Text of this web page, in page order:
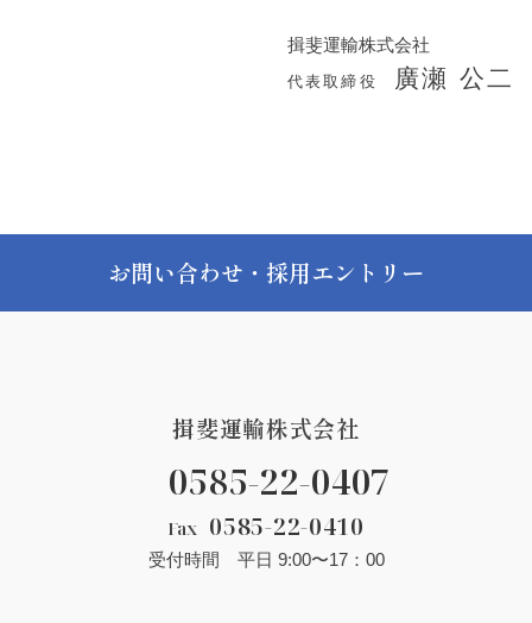
揖斐運輸株式会社
代表取締役 廣瀬 公二
お問い合わせ・採用エントリー
揖斐運輸株式会社
0585-22-0407
Fax 0585-22-0410
受付時間 平日 9:00〜17：00